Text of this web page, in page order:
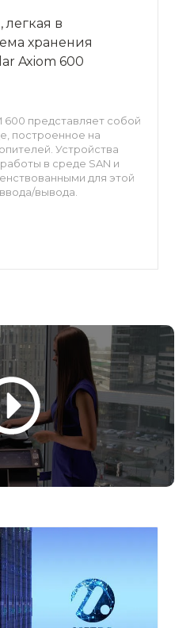
в
хранения
Axiom 600
600 представляет собой
построенное на
Устройства
в среде SAN и
для этой
вывода.
информации.